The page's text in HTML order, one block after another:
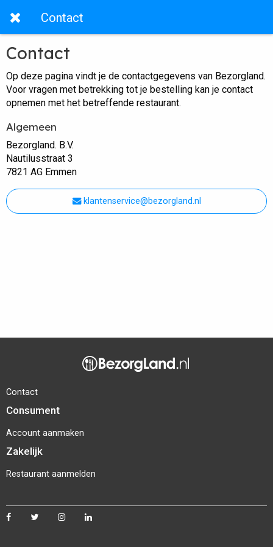
Contact
Contact
Op deze pagina vindt je de contactgegevens van Bezorgland.
Voor vragen met betrekking tot je bestelling kan je contact
opnemen met het betreffende restaurant.
Algemeen
Bezorgland. B.V.
Nautilusstraat 3
7821 AG Emmen
klantenservice@bezorgland.nl
Contact
Consument
Account aanmaken
Zakelijk
Restaurant aanmelden